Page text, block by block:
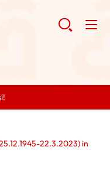
22.3.2023) in